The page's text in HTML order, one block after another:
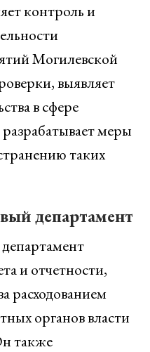
контроль и
Могилевской
выявляет
в сфере
меры
таких
департамент
и отчетности,
расходованием
органов власти
также